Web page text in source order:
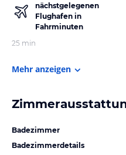
nächstgelegenen
Flughafen in
Fahrminuten
25 min
Mehr anzeigen
Badezimmer
Badezimmerdetails